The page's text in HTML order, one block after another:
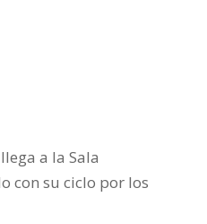
a la Sala
con su ciclo por los